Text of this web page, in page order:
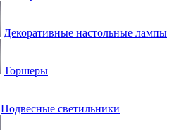
Декоративные настольные лампы
Торшеры
Подвесные светильники